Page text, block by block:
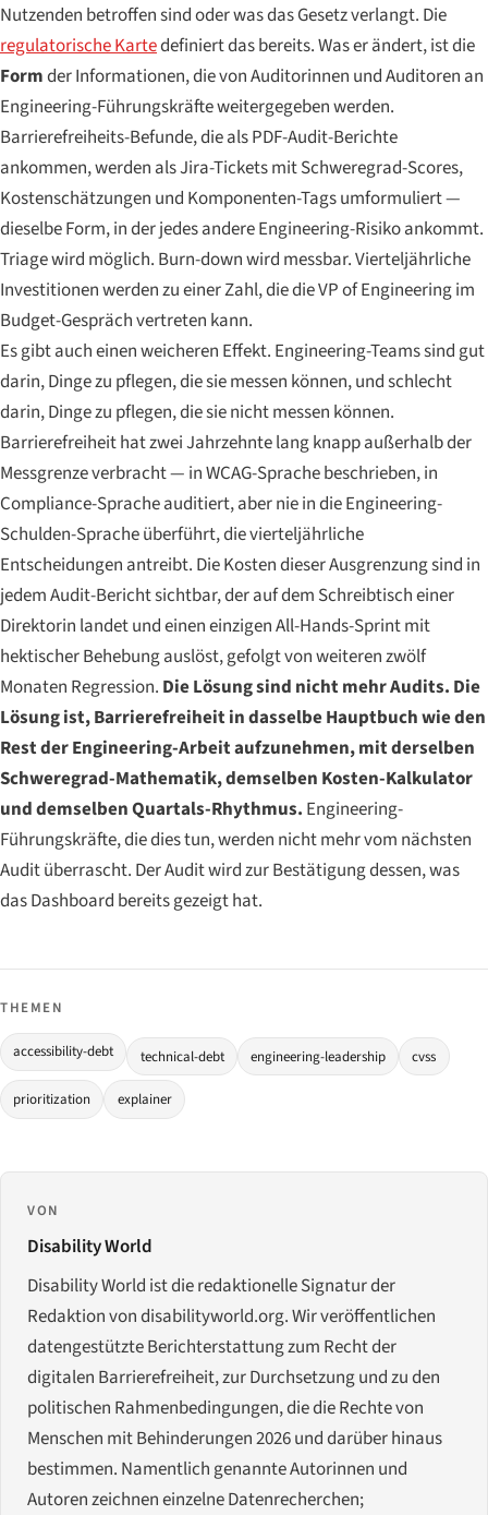
Nutzenden betroffen sind oder was das Gesetz verlangt. Die
regulatorische Kartedefiniert das bereits. Was er ändert, ist die
Formder Informationen, die von Auditorinnen und Auditoren an
Engineering-Führungskräfte weitergegeben werden.
Barrierefreiheits-Befunde, die als PDF-Audit-Berichte
ankommen, werden als Jira-Tickets mit Schweregrad-Scores,
Kostenschätzungen und Komponenten-Tags umformuliert —
dieselbe Form, in der jedes andere Engineering-Risiko ankommt.
Triage wird möglich. Burn-down wird messbar. Vierteljährliche
Investitionen werden zu einer Zahl, die die VP of Engineering im
Budget-Gespräch vertreten kann.
Es gibt auch einen weicheren Effekt. Engineering-Teams sind gut
darin, Dinge zu pflegen, die sie messen können, und schlecht
darin, Dinge zu pflegen, die sie nicht messen können.
Barrierefreiheit hat zwei Jahrzehnte lang knapp außerhalb der
Messgrenze verbracht — in WCAG-Sprache beschrieben, in
Compliance-Sprache auditiert, aber nie in die Engineering-
Schulden-Sprache überführt, die vierteljährliche
Entscheidungen antreibt. Die Kosten dieser Ausgrenzung sind in
jedem Audit-Bericht sichtbar, der auf dem Schreibtisch einer
Direktorin landet und einen einzigen All-Hands-Sprint mit
hektischer Behebung auslöst, gefolgt von weiteren zwölf
Monaten Regression. Die Lösung sind nicht mehr Audits. Die
Lösung ist, Barrierefreiheit in dasselbe Hauptbuch wie den
Rest der Engineering-Arbeit aufzunehmen, mit derselben
Schweregrad-Mathematik, demselben Kosten-Kalkulator
und demselben Quartals-Rhythmus. Engineering-
Führungskräfte, die dies tun, werden nicht mehr vom nächsten
Audit überrascht. Der Audit wird zur Bestätigung dessen, was
das Dashboard bereits gezeigt hat.
THEMEN
accessibility-debt technical-debt engineering-leadership cvss
prioritization explainer
VON
Disability World
Disability World ist die redaktionelle Signatur der
Redaktion von disabilityworld.org. Wir veröffentlichen
datengestützte Berichterstattung zum Recht der
digitalen Barrierefreiheit, zur Durchsetzung und zu den
politischen Rahmenbedingungen, die die Rechte von
Menschen mit Behinderungen 2026 und darüber hinaus
bestimmen. Namentlich genannte Autorinnen und
Autoren zeichnen einzelne Datenrecherchen;